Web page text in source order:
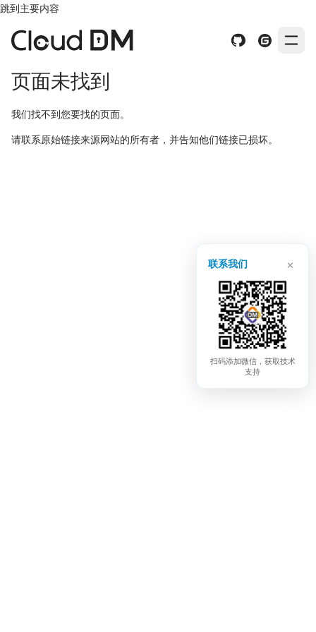
跳到主要内容
页面未找到
我们找不到您要找的页面。
请联系原始链接来源网站的所有者，并告知他们链接已损坏。
联系我们 ×
扫码添加微信，获取技术
支持